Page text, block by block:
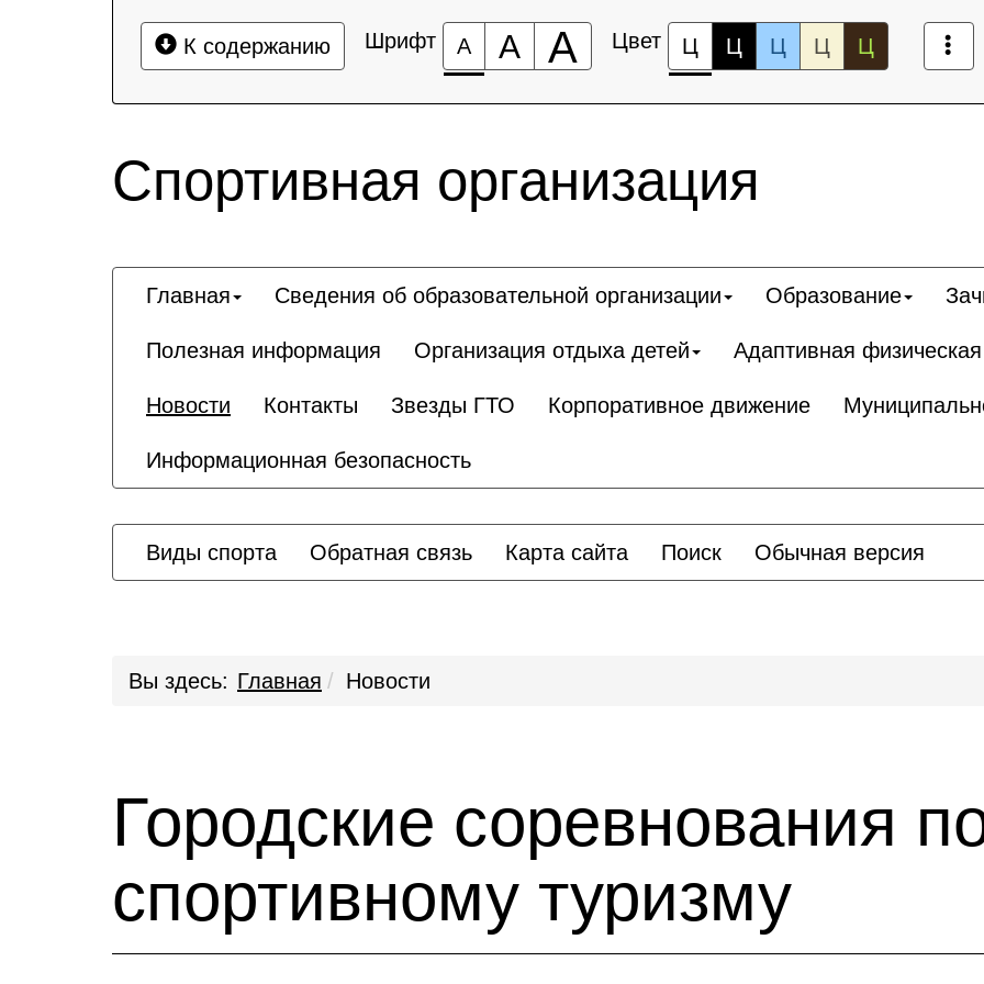
К содержанию Шрифт А А А Цвет Ц Ц Ц Ц Ц
Спортивная организация
Главная Сведения об образовательной организации Образование
Полезная информация Организация отдыха детей Адаптивная физическая
Новости Контакты Звезды ГТО Корпоративное движение
Информационная безопасность
Виды спорта Обратная связь Карта сайта Поиск Обычная версия
Вы здесь: Главная Новости
Городские соревнования
спортивному туризму